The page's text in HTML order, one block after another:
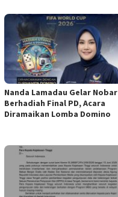
Nanda Lamadau Gelar Nobar
Berhadiah Final PD, Acara
Diramaikan Lomba Domino